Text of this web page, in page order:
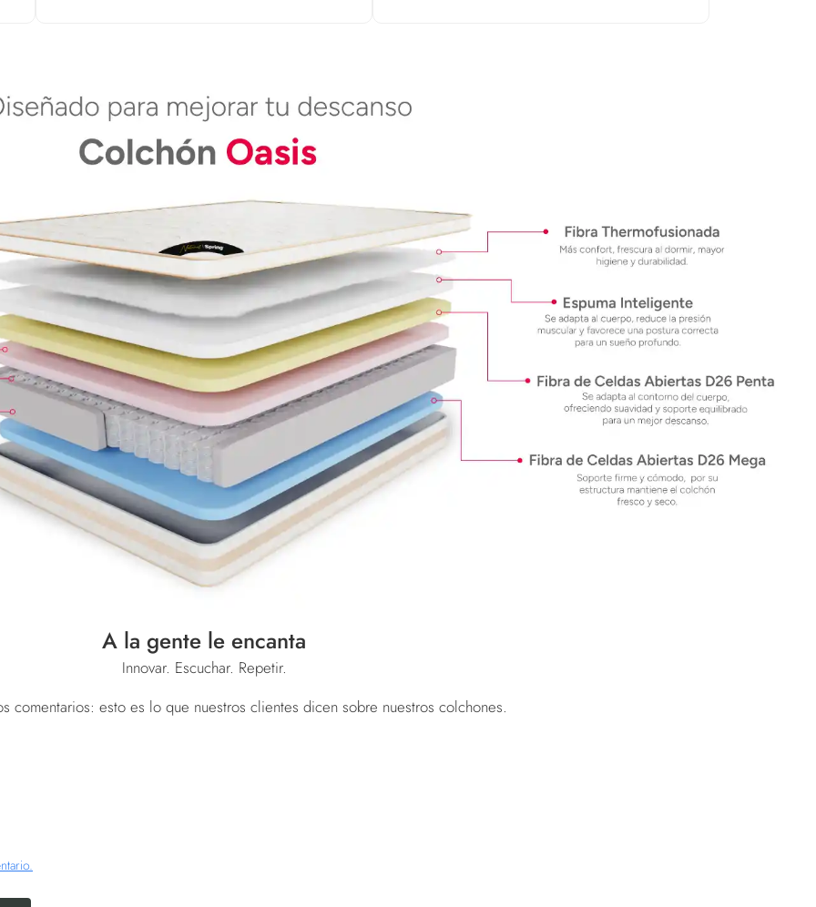
A la gente le encanta
Innovar. Escuchar. Repetir.
comentarios: esto es lo que nuestros clientes dicen sobre nuestros colchones.